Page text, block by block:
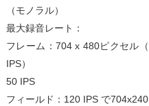
（モノラル）
最大録音レート：
フレーム：704 x 480ピクセル
IPS）
50 IPS
フィールド：120 IPS で